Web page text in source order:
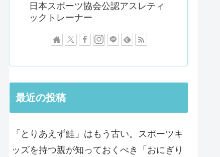
日本スポーツ協会公認アスレティ
ックトレーナー
最近の投稿
「とりあえず鮭」はもう古い。スポーツキ
ッズを持つ親が知っておくべき「おにぎり